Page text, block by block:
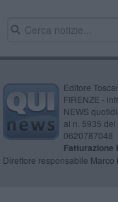
Editore
FIRENZE -
NEWS
al n. 5935 del
0620787048
Fatturazione
Direttore responsabile Marco